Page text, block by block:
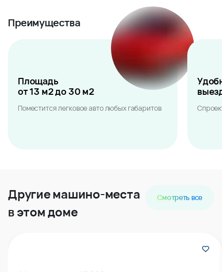
Преимущества
Площадь
от 13 м2 до 30 м2
Поместится легковое авто любых габаритов
Другие машино-места
в этом доме
Смотреть все